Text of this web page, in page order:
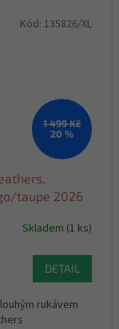
1 499 Kč
20 %
taupe 2026
Skladem (1 ks)
DETAIL
rukávem
Kód: 135826/XL